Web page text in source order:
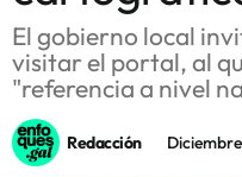
Escenarios
Sostenibilidad
El gobierno local
visitar el portal, al
"referencia a nivel
Redacción